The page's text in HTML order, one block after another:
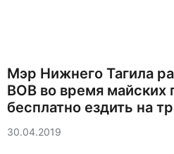
Мэр Нижнего Тагила
ВОВ во время майских
бесплатно ездить на
30.04.2019